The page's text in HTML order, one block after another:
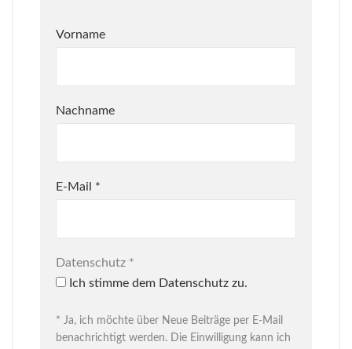
Vorname
Nachname
E-Mail *
Datenschutz *
Ich stimme dem Datenschutz zu.
* Ja, ich möchte über Neue Beiträge per E-Mail
benachrichtigt werden. Die Einwilligung kann ich